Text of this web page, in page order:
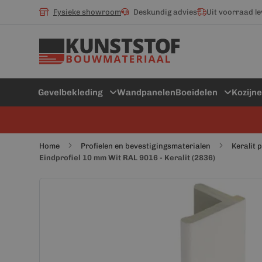
Fysieke showroom Deskundig advies Uit voorraad
Gevelbekleding WandpanelenBoeidelen
Home Profielen en bevestigingsmaterialen Keralit
Eindprofiel 10 mm Wit RAL 9016 - Keralit (2836)